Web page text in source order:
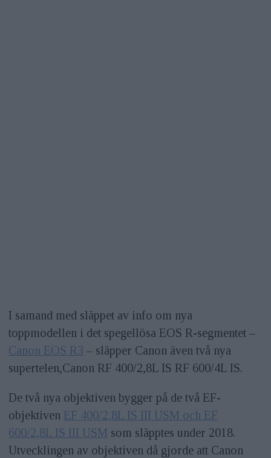
I samand med släppet av info om nya
toppmodellen i det spegellösa EOS R-segmentet –
Canon EOS R3 – släpper Canon även två nya
supertelen,Canon RF 400/2,8L IS RF 600/4L IS.
De två nya objektiven bygger på de två EF-
objektiven EF 400/2,8L IS III USM och EF
600/2,8L IS III USM som släpptes under 2018.
Utvecklingen av objektiven då gjorde att Canon